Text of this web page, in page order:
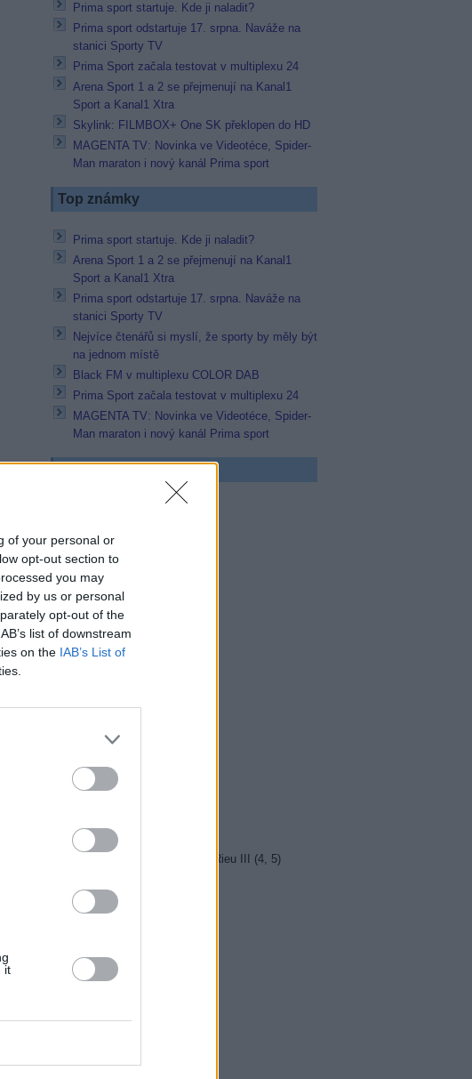
of your personal or
opt-out section to
you may
by us or personal
opt-out of the
list of downstream
on the IAB’s List of
it
Prima sport startuje. Kde ji naladit?
Prima sport odstartuje 17. srpna. Naváže na
stanici Sporty TV
Prima Sport začala testovat v multiplexu 24
Arena Sport 1 a 2 se přejmenují na Kanal1
Sport a Kanal1 Xtra
Skylink: FILMBOX+ One SK překlopen do HD
MAGENTA TV: Novinka ve Videotéce, Spider-
Man maraton i nový kanál Prima sport
Top známky
Prima sport startuje. Kde ji naladit?
Arena Sport 1 a 2 se přejmenují na Kanal1
Sport a Kanal1 Xtra
Prima sport odstartuje 17. srpna. Naváže na
stanici Sporty TV
Nejvíce čtenářů si myslí, že sporty by měly být
na jednom místě
Black FM v multiplexu COLOR DAB
Prima Sport začala testovat v multiplexu 24
MAGENTA TV: Novinka ve Videotéce, Spider-
Man maraton i nový kanál Prima sport
TV program
21:05 Všechnopárty
22:00 Hercule Poirot
20:00 Bez motivu
21:45 Smrt na Nilu
00:00 Ohněm a mečem (2/2)
22:00 Máme rádi Česko
20:10 Bomber
20:05 Vítejte ve světě Andrého Rieu III (4, 5)
22:40 Ktosi je za dverami
21:30 Kukučka (26)